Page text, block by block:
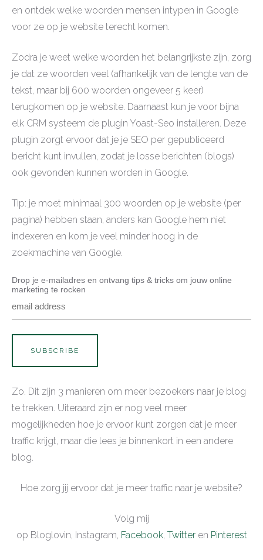
en ontdek welke woorden mensen intypen in Google
voor ze op je website terecht komen.
Zodra je weet welke woorden het belangrijkste zijn, zorg
je dat ze woorden veel (afhankelijk van de lengte van de
tekst, maar bij 600 woorden ongeveer 5 keer)
terugkomen op je website. Daarnaast kun je voor bijna
elk CRM systeem de plugin Yoast-Seo installeren. Deze
plugin zorgt ervoor dat je je SEO per gepubliceerd
bericht kunt invullen, zodat je losse berichten (blogs)
ook gevonden kunnen worden in Google.
Tip: je moet minimaal 300 woorden op je website (per
pagina) hebben staan, anders kan Google hem niet
indexeren en kom je veel minder hoog in de
zoekmachine van Google.
Drop je e-mailadres en ontvang tips & tricks om jouw online
marketing te rocken
Zo. Dit zijn 3 manieren om meer bezoekers naar je blog
te trekken. Uiteraard zijn er nog veel meer
mogelijkheden hoe je ervoor kunt zorgen dat je meer
traffic krijgt, maar die lees je binnenkort in een andere
blog.
Hoe zorg jij ervoor dat je meer traffic naar je website?
Volg mij
op Bloglovin, Instagram, Facebook, Twitteren Pinterest